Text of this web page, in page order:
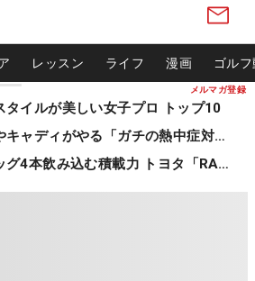
メルマガ登録
レッスン ライフ 漫画 ゴル
タイルが美しい女子プロ トップ10
女子プロやキャディがやる「ガチの熱中症対策」
ゴルフバッグ4本飲み込む積載力 トヨタ「RAV4」